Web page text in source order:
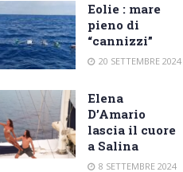
Eolie : mare
pieno di
“cannizzi”
20 SETTEMBRE 2024
Elena
D’Amario
lascia il cuore
a Salina
8 SETTEMBRE 2024